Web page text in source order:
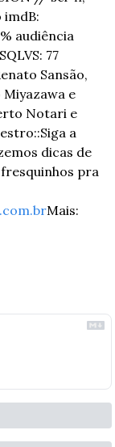
imdB:
77
Sansão,
Miyazawa e
Notari e
::Siga a
dicas de
pra
Mais: